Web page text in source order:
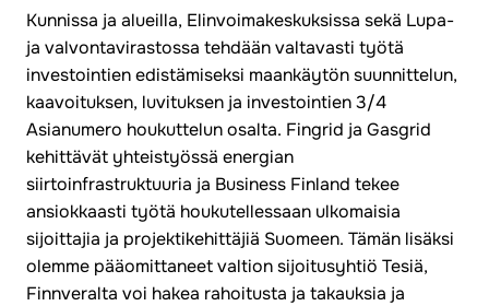
Kunnissa ja alueilla, Elinvoimakeskuksissa sekä Lupa-
ja valvontavirastossa tehdään valtavasti työtä
investointien edistämiseksi maankäytön suunnittelun,
kaavoituksen, luvituksen ja investointien 3/4
Asianumero houkuttelun osalta. Fingrid ja Gasgrid
kehittävät yhteistyössä energian
siirtoinfrastruktuuria ja Business Finland tekee
ansiokkaasti työtä houkutellessaan ulkomaisia
sijoittajia ja projektikehittäjiä Suomeen. Tämän lisäksi
olemme pääomittaneet valtion sijoitusyhtiö Tesiä,
Finnveralta voi hakea rahoitusta ja takauksia ja